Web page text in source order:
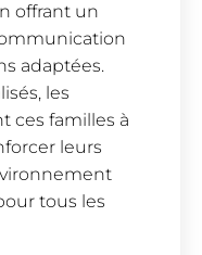
offrant un
adaptées.
les
ces familles à
leurs
tous les